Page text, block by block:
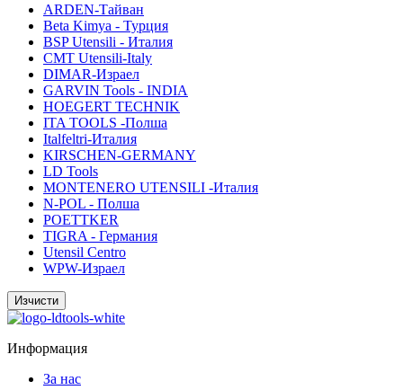
ARDEN-Тайван
Beta Kimya - Турция
BSP Utensili - Италия
CMT Utensili-Italy
DIMAR-Израел
GARVIN Tools - INDIA
HOEGERT TECHNIK
ITA TOOLS -Полша
Italfeltri-Италия
KIRSCHEN-GERMANY
LD Tools
MONTENERO UTENSILI -Италия
N-POL - Полша
POETTKER
TIGRA - Германия
Utensil Centro
WPW-Израел
Информация
За нас